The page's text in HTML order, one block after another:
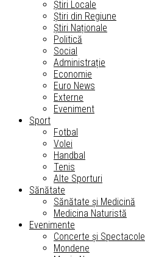
Știri Locale
Știri din Regiune
Știri Naționale
Politică
Social
Administrație
Economie
Euro News
Externe
Eveniment
Sport
Fotbal
Volei
Handbal
Tenis
Alte Sporturi
Sănătate
Sănătate și Medicină
Medicina Naturistă
Evenimente
Concerte și Spectacole
Mondene